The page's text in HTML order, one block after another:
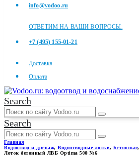
info@vodoo.ru
ОТВЕТИМ НА ВАШИ ВОПРОСЫ:
+7 (495) 155-01-21
Доставка
Оплата
Search
Search
Главная
Водоотвод и дренаж, Водоотводные лотки, Бетонные,
Лоток бетонный ЛВБ Optima 500 №6